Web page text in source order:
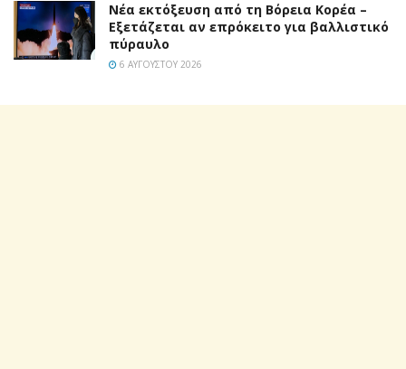
Νέα εκτόξευση από τη Βόρεια Κορέα –
Εξετάζεται αν επρόκειτο για βαλλιστικό
πύραυλο
6 ΑΥΓΟΎΣΤΟΥ 2026